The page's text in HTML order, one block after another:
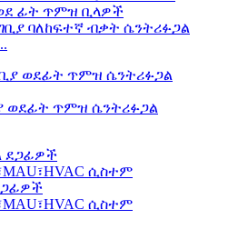
ባለከፍተኛ ብቃት ሴንትሪፉጋል
ወደፊት ጥምዝ ሴንትሪፉጋል
ሲስተም